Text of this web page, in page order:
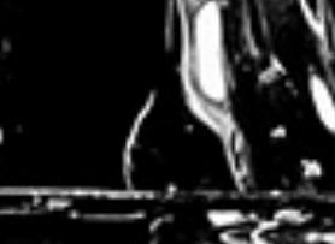
« On voulait mettre en
explique Pauline Leluc.
Mon mari est
alors on a acheté la rolls des
pommes de terre. Tout est fait sur
bouteille. On a voulu remettre de
humeur dans une ferme française. »
vif enthousiasme. Les agriculteurs
revendeurs dans le nord de la